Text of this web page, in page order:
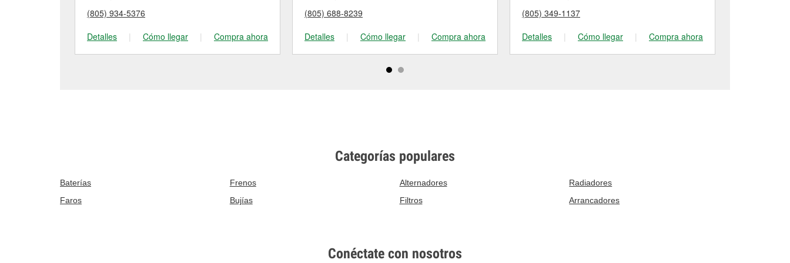
(805) 934-5376
Detalles
| Cómo llegar | Compra ahora
(805) 688-8239
Detalles
| Cómo llegar | Compra ahora
(805) 349-1137
Detalles
| Cómo llegar | Compra ahora
Categorías populares
Baterías Frenos Alternadores
Radiadores
Faros
Bujías Filtros Arrancadores
Conéctate con nosotros